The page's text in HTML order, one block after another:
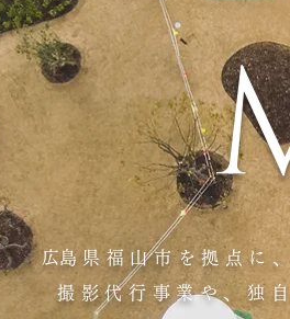
広島県福山市を拠点
撮影代行事業や、